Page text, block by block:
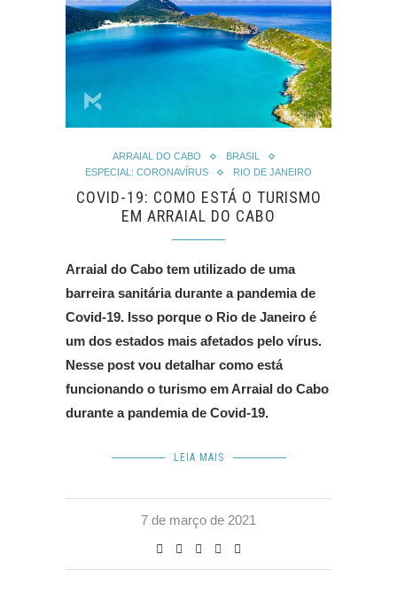
ARRAIAL DO CABO
BRASIL
ESPECIAL: CORONAVÍRUS
RIO DE JANEIRO
COVID-19: COMO ESTÁ O TURISMO
EM ARRAIAL DO CABO
Arraial do Cabo tem utilizado de uma
barreira sanitária durante a pandemia de
Covid-19. Isso porque o Rio de Janeiro é
um dos estados mais afetados pelo vírus.
Nesse post vou detalhar como está
funcionando o turismo em Arraial do Cabo
durante a pandemia de Covid-19.
LEIA MAIS
7 de março de 2021